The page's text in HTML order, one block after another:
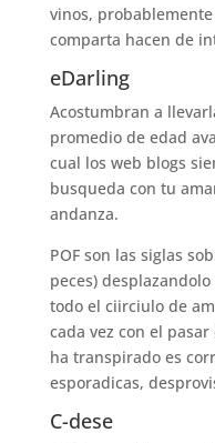
vinos,
comparta hacen de
eDarling
Acostumbran a
promedio de edad
cual los web blogs
busqueda con tu
andanza.
POF son las siglas
peces)
todo el ci­irciulo de
cada vez con el
ha transpirado es
esporadicas,
C-dese